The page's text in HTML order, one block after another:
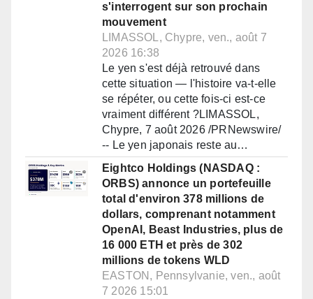
s'interrogent sur son prochain
mouvement
LIMASSOL, Chypre, ven., août 7
2026 16:38
Le yen s'est déjà retrouvé dans
cette situation — l'histoire va-t-elle
se répéter, ou cette fois-ci est-ce
vraiment différent ?LIMASSOL,
Chypre, 7 août 2026 /PRNewswire/
-- Le yen japonais reste au…
Eightco Holdings (NASDAQ :
ORBS) annonce un portefeuille
total d'environ 378 millions de
dollars, comprenant notamment
OpenAI, Beast Industries, plus de
16 000 ETH et près de 302
millions de tokens WLD
EASTON, Pennsylvanie, ven., août
7 2026 15:01